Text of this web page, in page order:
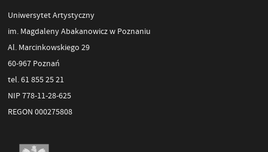
Uniwersytet Artystyczny
im. Magdaleny Abakanowicz w Poznaniu
Al. Marcinkowskiego 29
60-967 Poznań
tel. 61 855 25 21
NIP 778-11-28-625
REGON 000275808